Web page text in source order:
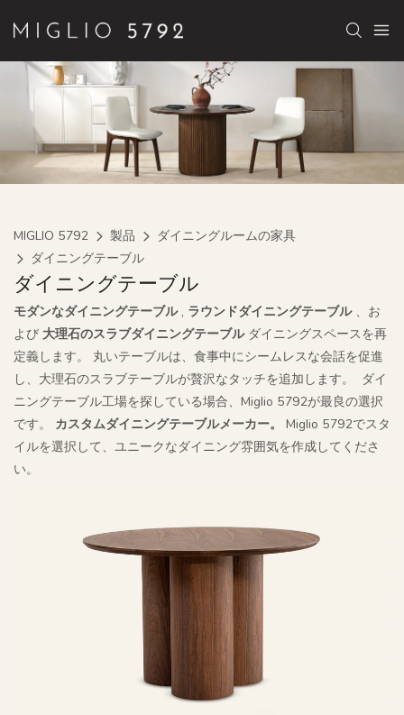
MIGLIO 5792 製品
ダイニングルームの家具
ダイニングテーブル
ダイニングテーブル
モダンなダイニングテーブル , ラウンドダイニングテーブル 、お
よび 大理石のスラブダイニングテーブル ダイニングスペースを再
定義します。 丸いテーブルは、食事中にシームレスな会話を促進
し、大理石のスラブテーブルが贅沢なタッチを追加します。 ダイ
ニングテーブル工場を探している場合、Miglio 5792が最良の選択
です。 カスタムダイニングテーブルメーカー。 Miglio 5792でスタ
イルを選択して、ユニークなダイニング雰囲気を作成してくださ
い。